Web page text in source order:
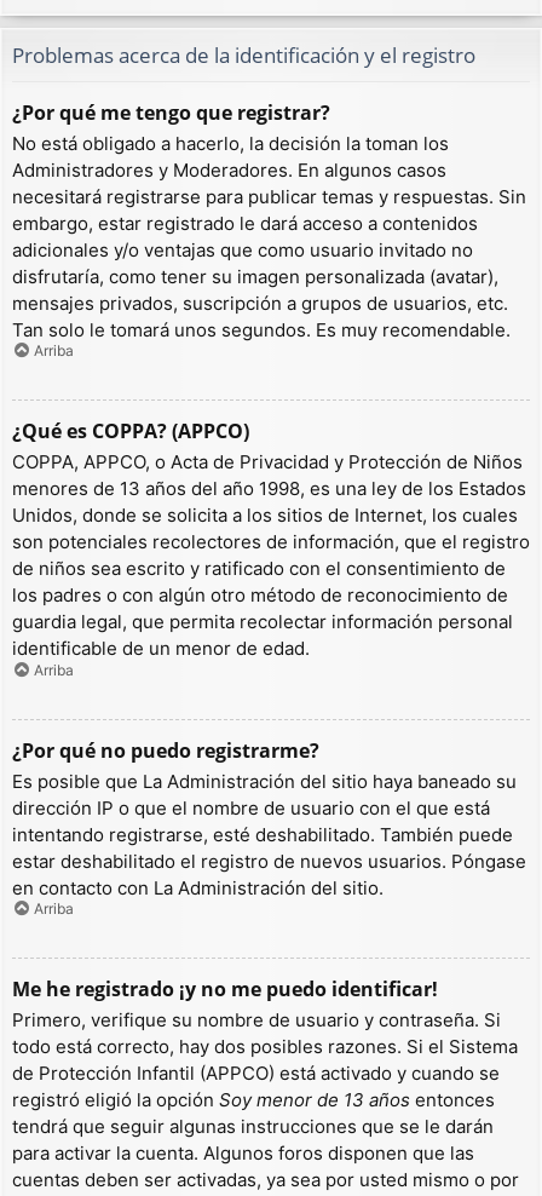
Problemas acerca de la identificación y el registro
¿Por qué me tengo que registrar?
No está obligado a hacerlo, la decisión la toman los
Administradores y Moderadores. En algunos casos
necesitará registrarse para publicar temas y respuestas. Sin
embargo, estar registrado le dará acceso a contenidos
adicionales y/o ventajas que como usuario invitado no
disfrutaría, como tener su imagen personalizada (avatar),
mensajes privados, suscripción a grupos de usuarios, etc.
Tan solo le tomará unos segundos. Es muy recomendable.
Arriba
¿Qué es COPPA? (APPCO)
COPPA, APPCO, o Acta de Privacidad y Protección de Niños
menores de 13 años del año 1998, es una ley de los Estados
Unidos, donde se solicita a los sitios de Internet, los cuales
son potenciales recolectores de información, que el registro
de niños sea escrito y ratificado con el consentimiento de
los padres o con algún otro método de reconocimiento de
guardia legal, que permita recolectar información personal
identificable de un menor de edad.
Arriba
¿Por qué no puedo registrarme?
Es posible que La Administración del sitio haya baneado su
dirección IP o que el nombre de usuario con el que está
intentando registrarse, esté deshabilitado. También puede
estar deshabilitado el registro de nuevos usuarios. Póngase
en contacto con La Administración del sitio.
Arriba
Me he registrado ¡y no me puedo identificar!
Primero, verifique su nombre de usuario y contraseña. Si
todo está correcto, hay dos posibles razones. Si el Sistema
de Protección Infantil (APPCO) está activado y cuando se
registró eligió la opción Soy menor de 13 años entonces
tendrá que seguir algunas instrucciones que se le darán
para activar la cuenta. Algunos foros disponen que las
cuentas deben ser activadas, ya sea por usted mismo o por